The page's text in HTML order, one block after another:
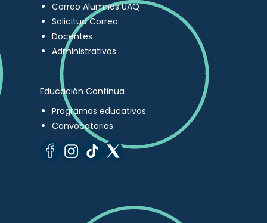
Correo Alumnos UAQ
Solicitud Correo
Docentes
Administrativos
Educación Continua
Programas educativos
Convocatorias